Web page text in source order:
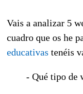
Vais a analizar 5
cuadro que os he
educativas tenéis
- Qué tipo de